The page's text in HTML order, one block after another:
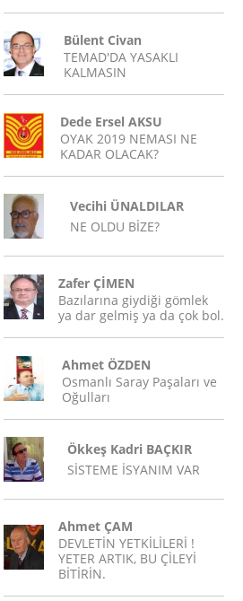
Bülent Civan
TEMAD'DA YASAKLI
KALMASIN
Dede Ersel AKSU
OYAK 2019 NEMASI NE
KADAR OLACAK?
Vecihi ÜNALDILAR
NE OLDU BİZE?
Zafer ÇİMEN
Bazılarına giydiği gömlek
ya dar gelmiş ya da çok bol.
Ahmet ÖZDEN
Osmanlı Saray Paşaları ve
Oğulları
Ökkeş Kadri BAÇKIR
SİSTEME İSYANIM VAR
Ahmet ÇAM
DEVLETİN YETKİLİLERİ !
YETER ARTIK, BU ÇİLEYİ
BİTİRİN.